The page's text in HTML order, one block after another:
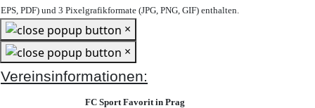
EPS, PDF) und 3 Pixelgrafikformate (JPG, PNG, GIF) enthalten.
×
×
Vereinsinformationen:
FC Sport Favorit in Prag